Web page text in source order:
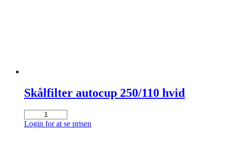
Skålfilter autocup 250/110 hvid
Skålfilter
autocup
Login for at se prisen